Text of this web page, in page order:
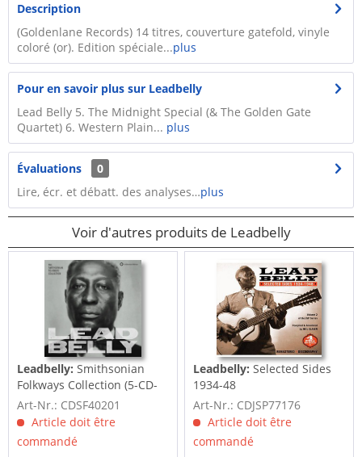
Description
(Goldenlane Records) 14 titres, couverture gatefold, vinyle
coloré (or). Edition spéciale...plus
Pour en savoir plus sur Leadbelly
Lead Belly 5. The Midnight Special (& The Golden Gate
Quartet) 6. Western Plain... plus
Évaluations
0
Lire, écr. et débatt. des analyses…plus
Voir d'autres produits de Leadbelly
Leadbelly: Smithsonian
Folkways Collection (5-CD-
Box)
Art-Nr.: CDSF40201
Article doit être
commandé
Leadbelly: Selected Sides
1934-48
Art-Nr.: CDJSP77176
Article doit être
commandé